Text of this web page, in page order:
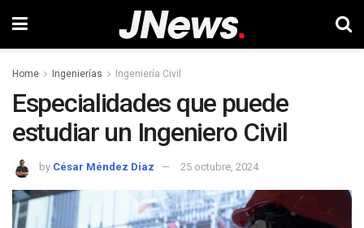
Home Ingenierías Ingeniería Civil
Especialidades que puede
estudiar un Ingeniero Civil
by César Méndez Díaz 25 octubre, 2024